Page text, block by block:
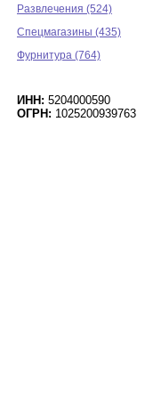
Развлечения (524)
Спецмагазины (435)
Фурнитура (764)
ИНН: 5204000590
ОГРН: 1025200939763